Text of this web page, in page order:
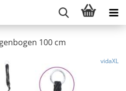
100 cm
vidaXL